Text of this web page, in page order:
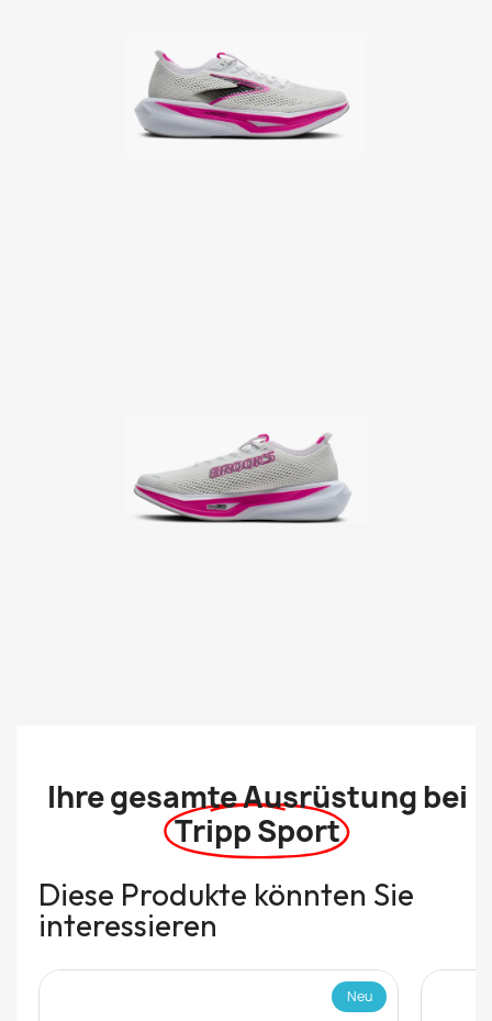
Ihre gesamte Ausrüstung bei
Tripp Sport
Diese Produkte könnten Sie
interessieren
Neu